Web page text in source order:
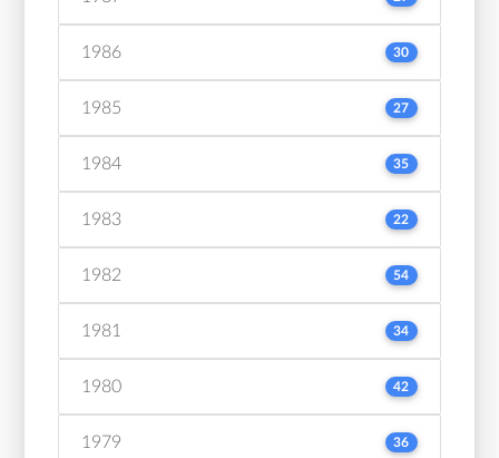
1986 30
1985 27
1984 35
1983 22
1982 54
1981 34
1980 42
1979 36